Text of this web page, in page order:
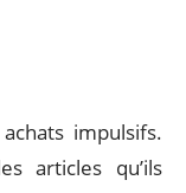
impulsifs.
articles qu’ils